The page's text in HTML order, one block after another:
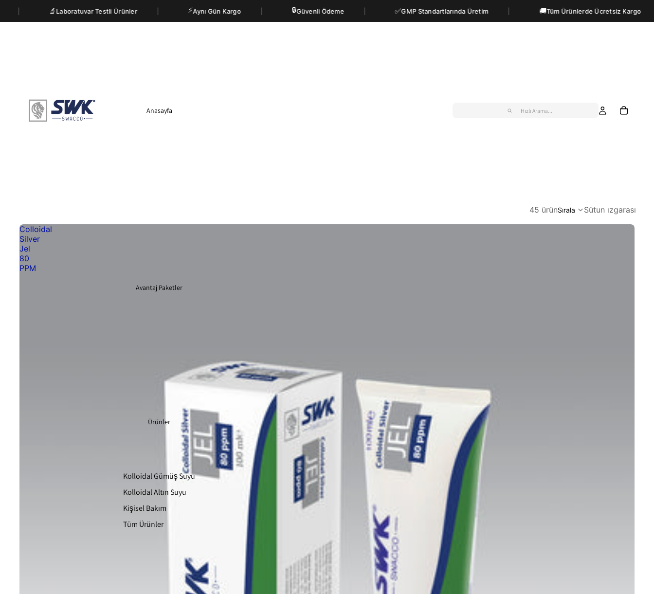
Laboratuvar Testli Ürünler Aynı Gün Kargo Güvenli Ödeme GMP Standartlarında Üretim Tüm Ürünlerde Ücretsiz Kargo
Anasayfa
Avantaj Paketler
Ürünler
Kolloidal Gümüş Suyu
Kolloidal Altın Suyu
Kişisel Bakım
Tüm Ürünler
Hızlı Arama...
45 ürünSırala
Sütun ızgarası
Colloidal
Silver
Jel
80
PPM